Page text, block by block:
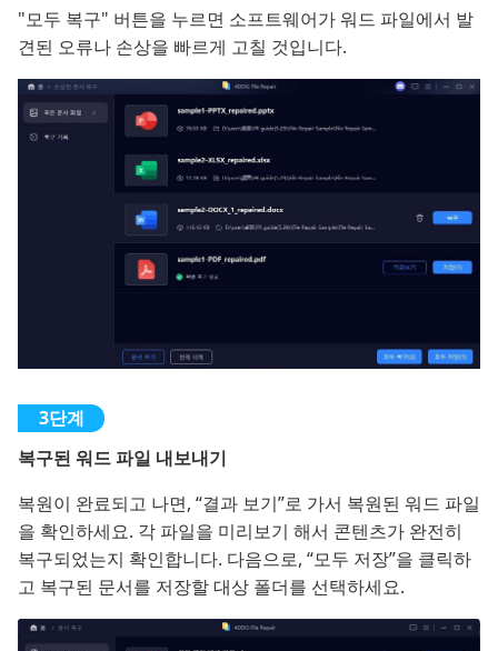
"모두 복구" 버튼을 누르면 소프트웨어가 워드 파일에서 발
견된 오류나 손상을 빠르게 고칠 것입니다.
복구된 워드 파일 내보내기
복원이 완료되고 나면, “결과 보기”로 가서 복원된 워드 파일
을 확인하세요. 각 파일을 미리보기 해서 콘텐츠가 완전히
복구되었는지 확인합니다. 다음으로, “모두 저장”을 클릭하
고 복구된 문서를 저장할 대상 폴더를 선택하세요.